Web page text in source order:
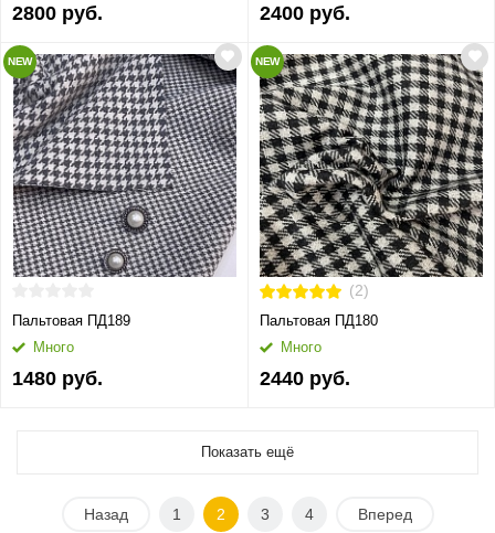
2800 руб. 2400 руб.
NEW
Пальтовая ПД189
Много
1480 руб.
NEW
(2)
Пальтовая ПД180
Много
2440 руб.
Показать ещё
Назад 1 2 3 4 Вперед